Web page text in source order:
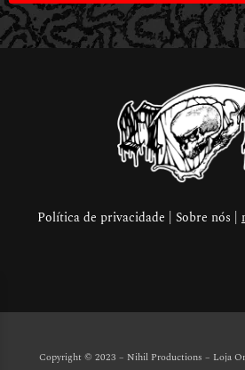
Política de privacidade | Sobre nós |
Copyright © 2023 – Nihil Productions – Loja